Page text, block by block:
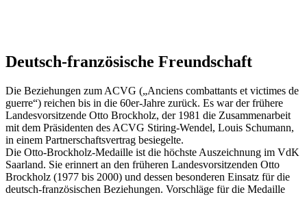
Deutsch-französische Freundschaft
Die Beziehungen zum ACVG („Anciens combattants et victimes de
guerre“) reichen bis in die 60er-Jahre zurück. Es war der frühere
Landesvorsitzende Otto Brockholz, der 1981 die Zusammenarbeit
mit dem Präsidenten des ACVG Stiring-Wendel, Louis Schumann,
in einem Partnerschaftsvertrag besiegelte.
Die Otto-Brockholz-Medaille ist die höchste Auszeichnung im VdK
Saarland. Sie erinnert an den früheren Landesvorsitzenden Otto
Brockholz (1977 bis 2000) und dessen besonderen Einsatz für die
deutsch-französischen Beziehungen. Vorschläge für die Medaille